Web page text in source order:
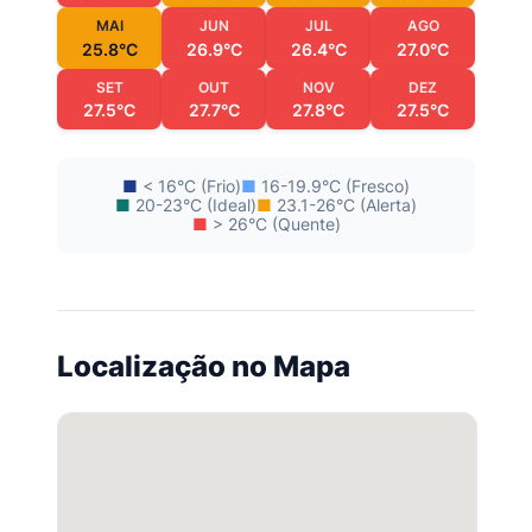
MAI
25.8°C
JUN
26.9°C
JUL
26.4°C
AGO
27.0°C
SET
27.5°C
OUT
27.7°C
NOV
27.8°C
DEZ
27.5°C
■ < 16°C (Frio)■ 16-19.9°C (Fresco)
■ 20-23°C (Ideal)■ 23.1-26°C (Alerta)
■ > 26°C (Quente)
Localização no Mapa